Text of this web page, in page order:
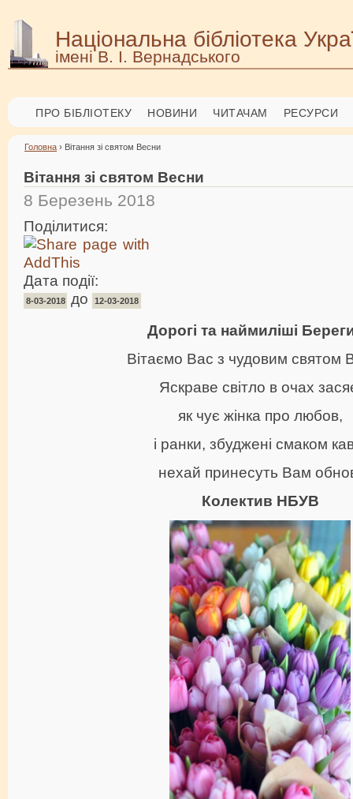
Національна бібліотека
імені В. І. Вернадського
ПРО БІБЛІОТЕКУ НОВИНИ ЧИТАЧАМ РЕСУРСИ
Головна › Вітання зі святом Весни
Вітання зі святом Весни
8 Березень 2018
Поділитися:
Дата події:
8-03-2018 до 12-03-2018
Дорогі та наймиліші
Вітаємо Вас з чудовим cвятом
Яскраве світло в очах
як чує жінка про любов,
і ранки, збуджені смаком
нехай принесуть Вам
Колектив НБУВ